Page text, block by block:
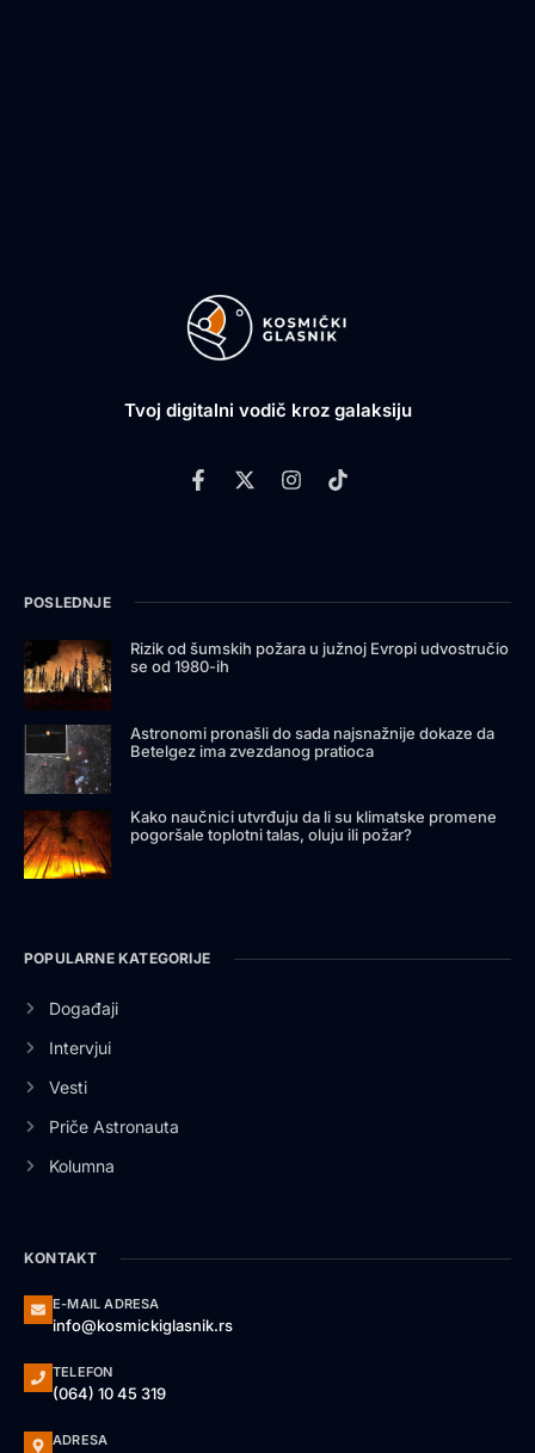
Tvoj digitalni vodič kroz galaksiju
POSLEDNJE
Rizik od šumskih požara u južnoj Evropi udvostručio
se od 1980-ih
Astronomi pronašli do sada najsnažnije dokaze da
Betelgez ima zvezdanog pratioca
Kako naučnici utvrđuju da li su klimatske promene
pogoršale toplotni talas, oluju ili požar?
POPULARNE KATEGORIJE
Događaji
Intervjui
Vesti
Priče Astronauta
Kolumna
KONTAKT
E-MAIL ADRESA
info@kosmickiglasnik.rs
TELEFON
(064) 10 45 319
ADRESA